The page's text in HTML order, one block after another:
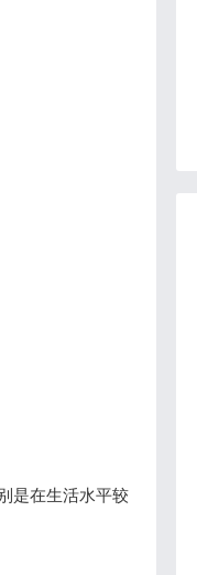
是在生活水平较